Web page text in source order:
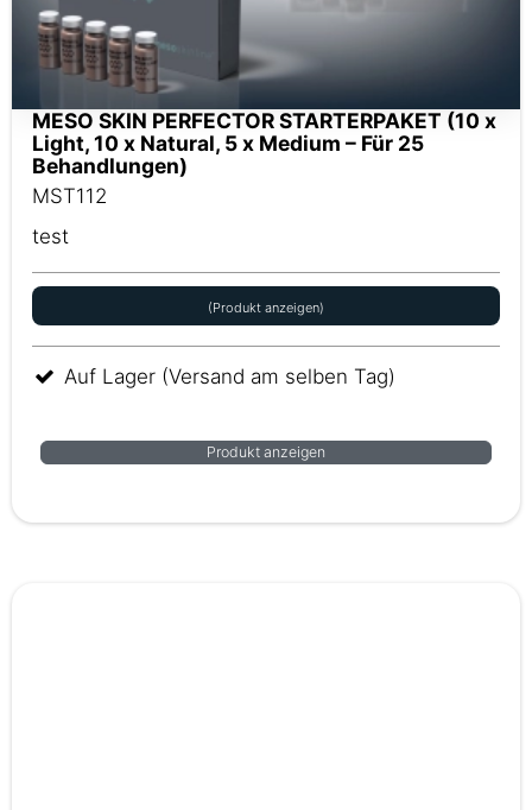
MESO SKIN PERFECTOR STARTERPAKET (10 x
Light, 10 x Natural, 5 x Medium – Für 25
Behandlungen)
MST112
test
(Produkt anzeigen)
Auf Lager (Versand am selben Tag)
Produkt anzeigen